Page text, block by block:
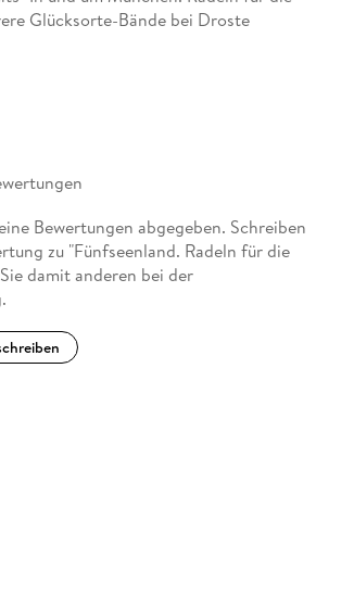
Glücksorte-Bände bei Droste
Bewertungen abgegeben. Schreiben
zu "Fünfseenland. Radeln für die
damit anderen bei der